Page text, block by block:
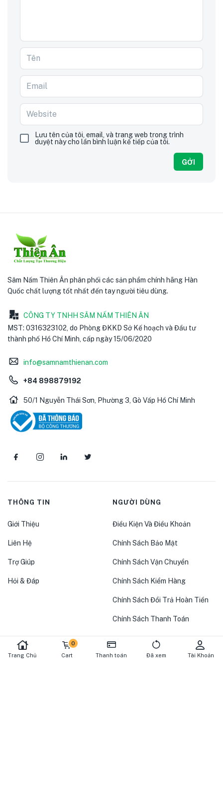
Trang Chủ
0
Cart Thanh toán Đã xem Tài Khoản
Lưu tên của tôi, email, và trang web trong trình
duyệt này cho lần bình luận kế tiếp của tôi.
Sâm Nấm Thiên Ân phân phối các sản phẩm chính hãng Hàn
Quốc chất lượng tốt nhất đến tay người tiêu dùng.
CÔNG TY TNHH SÂM NẤM THIÊN ÂN
MST: 0316323102, do Phòng ĐKKD Sở Kế hoạch và Đầu tư
thành phố Hồ Chí Minh, cấp ngày 15/06/2020
info@samnamthienan.com
+84 898879192
50/1 Nguyễn Thái Sơn, Phường 3, Gò Vấp Hồ Chí Minh
THÔNG TIN
Giới Thiệu
Liên Hệ
Trợ Giúp
Hỏi & Đáp
NGƯỜI DÙNG
Điều Kiện Và Điều Khoản
Chính Sách Bảo Mật
Chính Sách Vận Chuyển
Chính Sách Kiểm Hàng
Chính Sách Đổi Trả Hoàn Tiền
Chính Sách Thanh Toán